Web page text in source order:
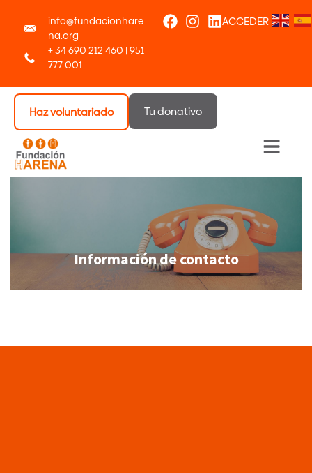
info@fundacionhare
na.org
+ 34 690 212 460 | 951
777 001
ACCEDER
Haz voluntariado Tu donativo
Menú
Información de contacto